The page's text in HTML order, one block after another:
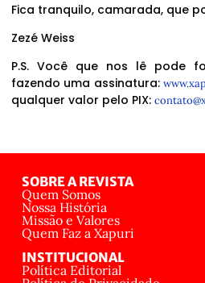
Fica tranquilo, camarada, que
Zezé Weiss
P.S. Você que nos lê pode
fazendo uma assinatura:
qualquer valor pelo PIX:
SOBRE A REVISTA
Quem Somos
Nossa História
Missão e Valores
Quem Faz a Xapuri
INSTITUCIONAL
Política Editorial